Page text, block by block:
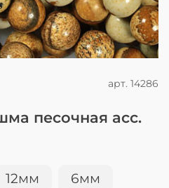
арт. 14286
песочная асс.
12мм 6мм